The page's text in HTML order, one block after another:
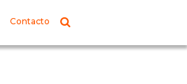
Contacto